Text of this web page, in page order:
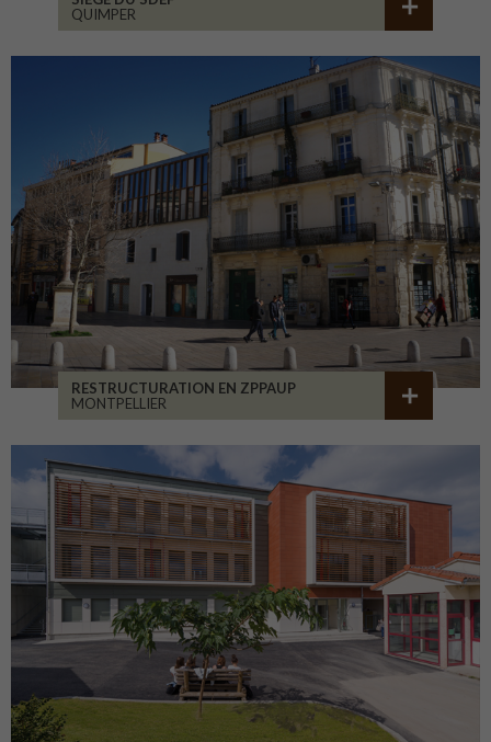
QUIMPER
RESTRUCTURATION EN ZPPAUP
MONTPELLIER